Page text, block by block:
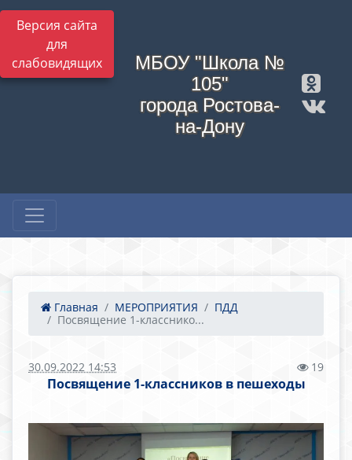
Версия сайта
для
слабовидящих
МБОУ "Школа №
105"
города Ростова-
на-Дону
Главная МЕРОПРИЯТИЯ
ПДД
Посвящение 1-класснико...
30.09.2022 14:53 19
Посвящение 1-классников в пешеходы